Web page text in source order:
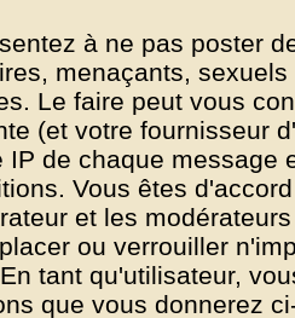
à ne pas poster
menaçants,
Le faire peut vous
(et votre fournisseur
IP de chaque message
Vous êtes
et les
ou verrouiller
tant qu'utilisateur,
que vous donnerez